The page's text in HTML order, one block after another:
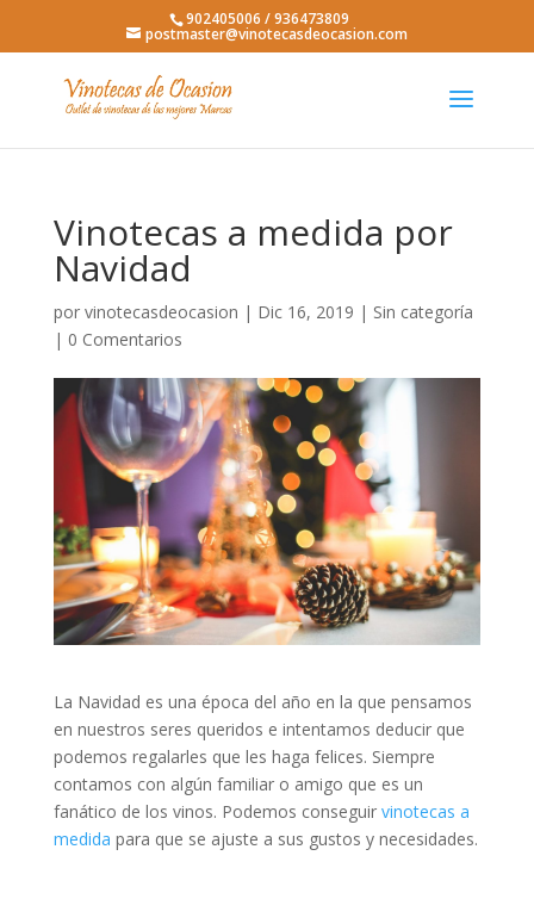
902405006 / 936473809
postmaster@vinotecasdeocasion.com
Vinotecas a medida por
Navidad
por vinotecasdeocasion | Dic 16, 2019 | Sin categoría
| 0 Comentarios
La Navidad es una época del año en la que pensamos
en nuestros seres queridos e intentamos deducir que
podemos regalarles que les haga felices. Siempre
contamos con algún familiar o amigo que es un
fanático de los vinos. Podemos conseguir vinotecas a
medida para que se ajuste a sus gustos y necesidades.